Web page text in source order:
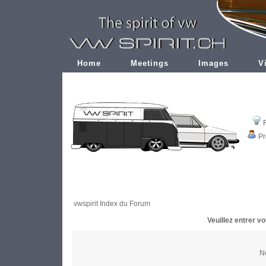
Home Meetings Images
vwspirit Index du Forum
Veuillez entrer